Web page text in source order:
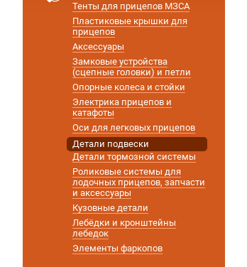
Тенты для прицепов МЗСА
Пластиковые крышки для
прицепов
Аксессуары
Замковые устройства
(сцепные головки) и петли
Опорные колеса и стойки
Электрика прицепов и
катафоты
Оси для легковых прицепов
Детали подвески
Детали тормозной системы
Роликовые системы для
лодочных прицепов, запчасти
и аксессуары
Кузовные детали
Лебёдки и кронштейны
лебедок
Элементы фаркопов